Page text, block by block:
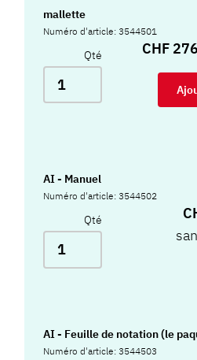
mallette
Numéro d'article: 3544501
Qté CHF
AI - Manuel
Numéro d'article: 3544502
Qté
AI - Feuille de notation (le
Numéro d'article: 3544503